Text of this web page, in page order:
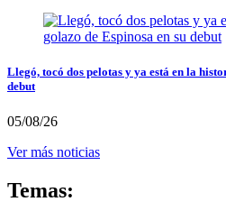
Llegó, tocó dos pelotas y ya está en la
debut
05/08/26
Ver más noticias
Temas: